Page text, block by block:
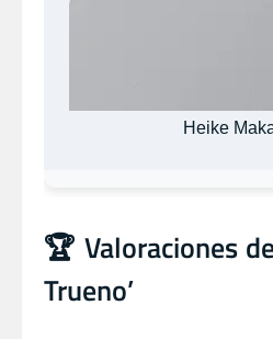
Heike
🏆 Valoraciones
Trueno’